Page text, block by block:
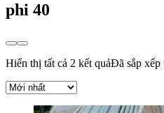
phi 40
Hiển thị tất cả 2 kết quảĐã sắp xếp